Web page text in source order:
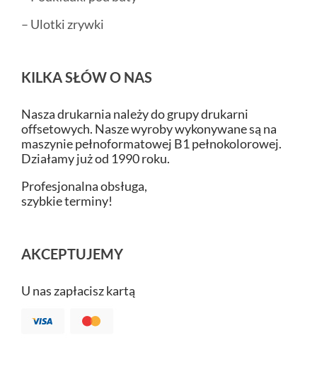
– Ulotki zrywki
KILKA SŁÓW O NAS
Nasza drukarnia należy do grupy drukarni
offsetowych. Nasze wyroby wykonywane są na
maszynie pełnoformatowej B1 pełnokolorowej.
Działamy już od 1990 roku.
Profesjonalna obsługa,
szybkie terminy!
AKCEPTUJEMY
U nas zapłacisz kartą